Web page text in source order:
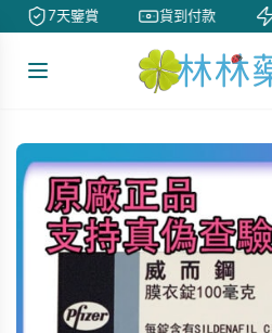
7天鑒賞 貨到付款